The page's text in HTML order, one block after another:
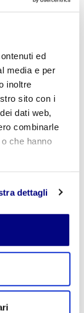
ed
media e per
inoltre
sito con i
dati web,
combinarle
che hanno
dettagli